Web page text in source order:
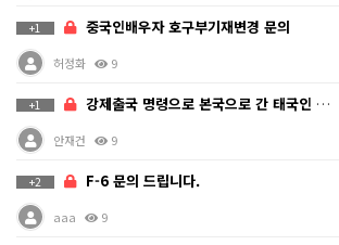
+1 중국인배우자 호구부기재변경 문의
허정화 9
+1 강제출국 명령으로 본국으로 간 태국인 배우자 c3비자…
안재건 9
+2 F-6 문의 드립니다.
aaa 9